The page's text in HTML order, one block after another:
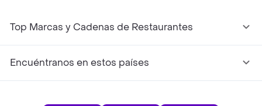
Top Marcas y Cadenas de Restaurantes
Encuéntranos en estos países